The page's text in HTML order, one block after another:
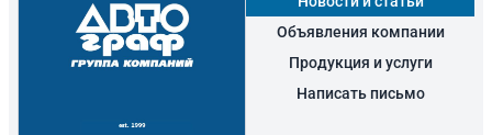
Объявления компании
Продукция и услуги
Написать письмо